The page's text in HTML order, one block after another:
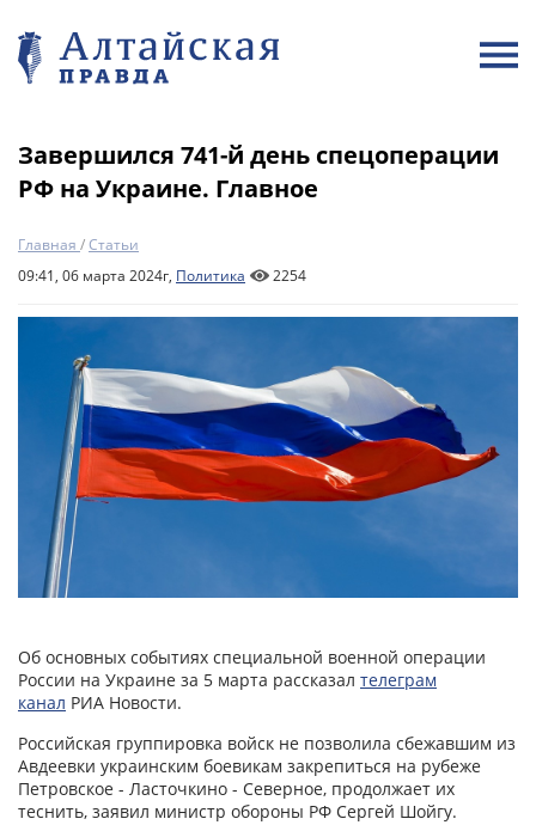
Завершился 741-й день спецоперации
РФ на Украине. Главное
Главная /Статьи
09:41, 06 марта 2024г, Политика 2254
Об основных событиях специальной военной операции
России на Украине за 5 марта рассказал телеграм
канал РИА Новости.
Российская группировка войск не позволила сбежавшим из
Авдеевки украинским боевикам закрепиться на рубеже
Петровское - Ласточкино - Северное, продолжает их
теснить, заявил министр обороны РФ Сергей Шойгу.